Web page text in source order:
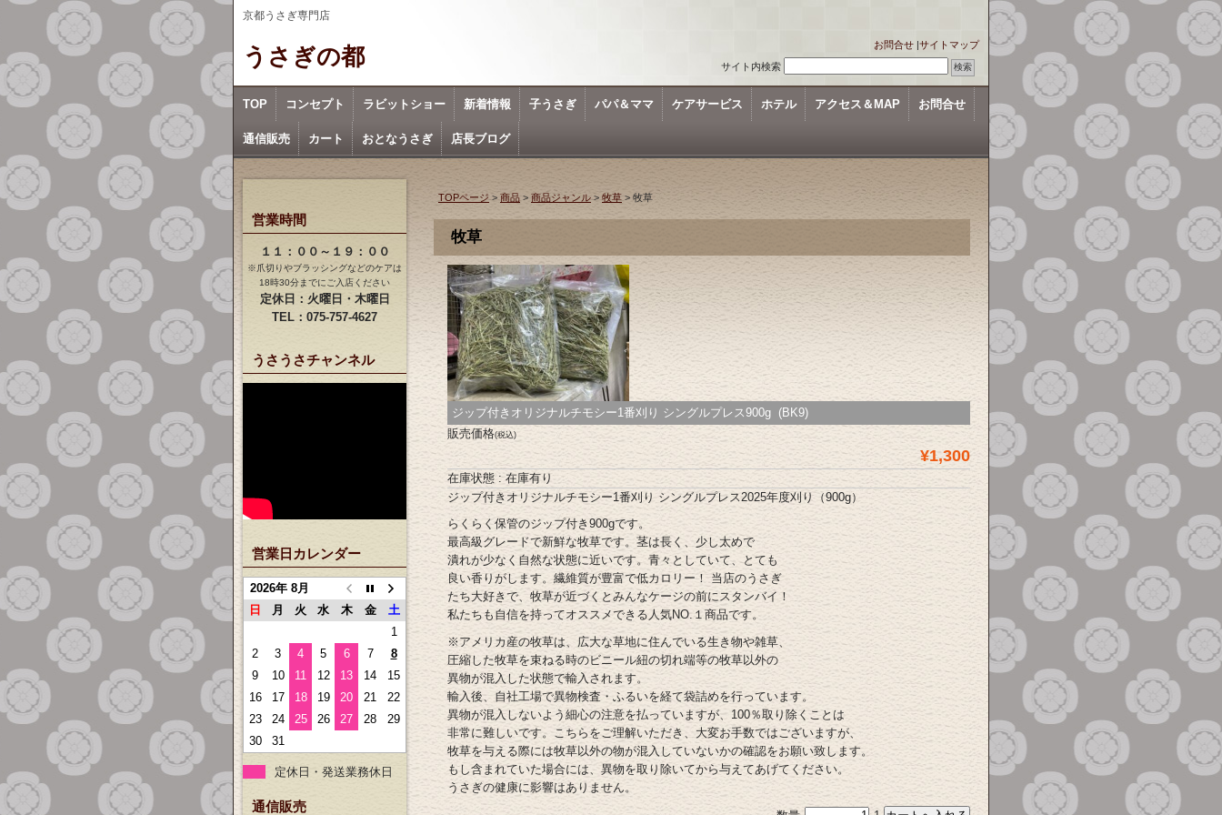
京都うさぎ専門店
うさぎの都 お問合せ |サイトマップ
サイト内検索
TOP コンセプト ラビットショー 新着情報 子うさぎ パパ＆ママ ケアサービス ホテル アクセス＆MAP お問合せ
通信販売 カート おとなうさぎ 店長ブログ
TOPページ> 商品 > 商品ジャンル> 牧草 > 牧草
牧草
ジップ付きオリジナルチモシー1番刈り シングルプレス900g (BK9)
販売価格(税込)
¥1,300
在庫状態 : 在庫有り
ジップ付きオリジナルチモシー1番刈り シングルプレス2025年度刈り（900g）
らくらく保管のジップ付き900gです。
最高級グレードで新鮮な牧草です。茎は長く、少し太めで
潰れが少なく自然な状態に近いです。青々としていて、とても
良い香りがします。繊維質が豊富で低カロリー！ 当店のうさぎ
たち大好きで、牧草が近づくとみんなケージの前にスタンバイ！
私たちも自信を持ってオススメできる人気NO.１商品です。
※アメリカ産の牧草は、広大な草地に住んでいる生き物や雑草、
圧縮した牧草を束ねる時のビニール紐の切れ端等の牧草以外の
異物が混入した状態で輸入されます。
輸入後、自社工場で異物検査・ふるいを経て袋詰めを行っています。
異物が混入しないよう細心の注意を払っていますが、100％取り除くことは
非常に難しいです。こちらをご理解いただき、大変お手数ではございますが、
牧草を与える際には牧草以外の物が混入していないかの確認をお願い致します。
もし含まれていた場合には、異物を取り除いてから与えてあげてください。
うさぎの健康に影響はありません。
営業時間
１１：００～１９：００
※爪切りやブラッシングなどのケアは
18時30分までにご入店ください
定休日：火曜日・木曜日
TEL：075-757-4627
うさうさチャンネル
営業日カレンダー
2026年 8月
日
月 火 水 木 金
土
1
2
3 4 5 6 7
8
9
10 11 12 13 14
15
16
17 18 19 20 21
22
23
24 25 26 27 28
29
30
31
定休日・発送業務休日
通信販売